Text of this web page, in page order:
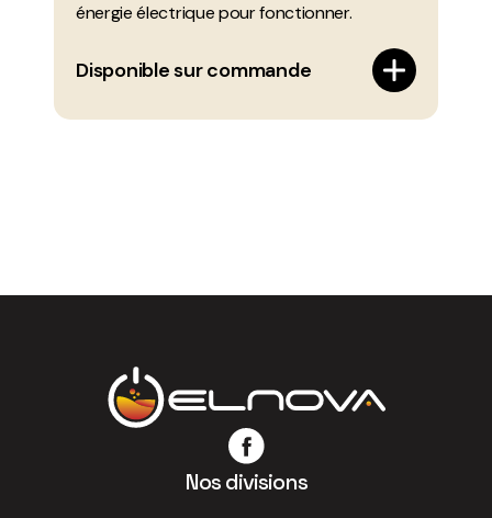
énergie électrique pour fonctionner.
Disponible sur commande
Nos divisions